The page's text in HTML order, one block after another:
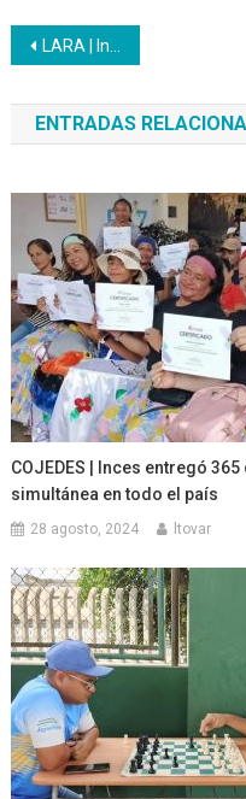
Navegación
de
entradas
LARA | Inces certifica a los larenses porque el saber es un derecho
ENTRADAS
COJEDES | Inces entregó
simultánea en todo el país
28 agosto, 2024 ltovar